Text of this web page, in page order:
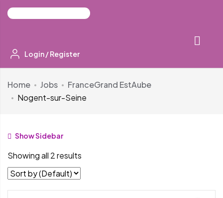
Login /Register
Home Jobs FranceGrand EstAube
Nogent-sur-Seine
Show Sidebar
Showing all 2 results